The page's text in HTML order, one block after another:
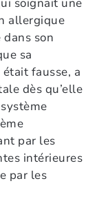
allergique
son
sa
fausse, a
dès qu’elle
par les
intérieures
par les